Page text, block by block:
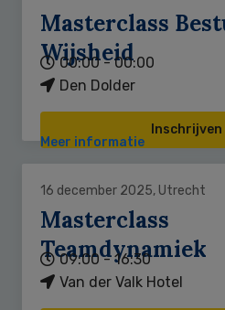
Masterclass
Wijsheid
00:00 - 00:00
Den Dolder
Inschrijven
Meer informatie
16 december 2025, Utrecht
Masterclass
Teamdynamiek
09:00 - 16:30
Van der Valk Hotel